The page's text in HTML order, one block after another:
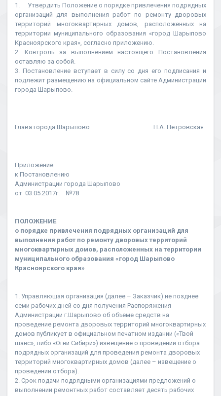
1. Утвердить Положение о порядке привлечения подрядных
организаций для выполнения работ по ремонту дворовых
территорий многоквартирных домов, расположенных на
территории муниципального образования «город Шарыпово
Красноярского края», согласно приложению.
2. Контроль за выполнением настоящего Постановления
оставляю за собой.
3. Постановление вступает в силу со дня его подписания и
подлежит размещению на официальном сайте Администрации
города Шарыпово.
Глава города Шарыпово Н.А. Петровская
Приложение
к Постановлению
Администрации города Шарыпово
от 03.05.2017г. №78
ПОЛОЖЕНИЕ
о порядке привлечения подрядных организаций для
выполнения работ по ремонту дворовых территорий
многоквартирных домов, расположенных на территории
муниципального образования «город Шарыпово
Красноярского края»
1. Управляющая организация (далее – Заказчик) не позднее
семи рабочих дней со дня получения Распоряжения
Администрации г.Шарыпово об объеме средств на
проведение ремонта дворовых территорий многоквартирных
домов публикует в официальном печатном издании («Твой
шанс», либо «Огни Сибири») извещение о проведении отбора
подрядных организаций для проведения ремонта дворовых
территорий многоквартирных домов (далее – извещение о
проведении отбора).
2. Срок подачи подрядными организациями предложений о
выполнении ремонтных работ составляет десять рабочих